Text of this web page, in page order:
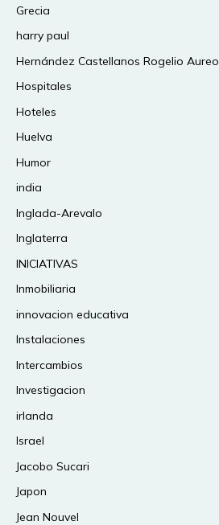
Grecia
harry paul
Hernández Castellanos Rogelio Aureo
Hospitales
Hoteles
Huelva
Humor
india
Inglada-Arevalo
Inglaterra
INICIATIVAS
Inmobiliaria
innovacion educativa
Instalaciones
Intercambios
Investigacion
irlanda
Israel
Jacobo Sucari
Japon
Jean Nouvel